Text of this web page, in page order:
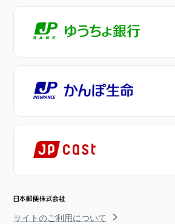
サイトのご利用について